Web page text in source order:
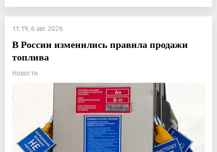
11:19, 6 авг 2026
В России изменились правила продажи
топлива
Новости